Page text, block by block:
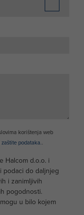
korištenja web
podataka..
Halcom d.o.o. i
podaci do daljnjeg
i zanimljivih
pogodnosti.
u bilo kojem